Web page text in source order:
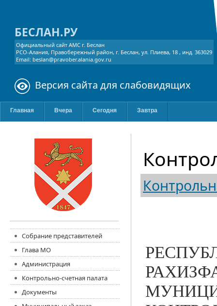
БЕСЛАН.РУ
Официальный сайт АМС г. Беслан
РСО-Алания, Правобережный район, г. Беслан, ул. Плиева, 18 , инд. 363029
Email: beslan@pravober.alania.gov.ru
Версия сайта для слабовидящих
Главная Вчера Сегодня Завтра
Собрание представителей
Глава МО
Администрация
Контрольно-счетная палата
Документы